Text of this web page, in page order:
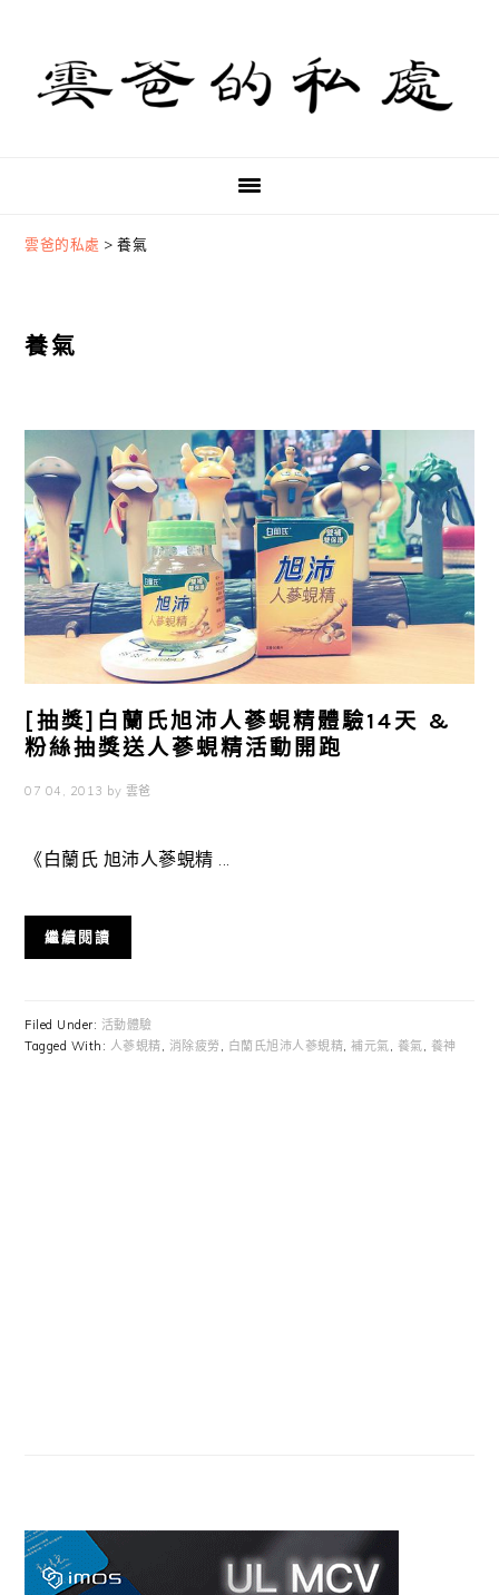
primary
navigation
content
primary
sidebar
雲爸的私處 >養氣
養氣
[抽獎]白蘭氏旭沛人蔘蜆精體驗14天 &
粉絲抽獎送人蔘蜆精活動開跑
07 04, 2013 by 雲爸
《白蘭氏 旭沛人蔘蜆精 ...
繼續閱讀
Filed Under: 活動體驗
Tagged With: 人蔘蜆精, 消除疲勞 , 白蘭氏旭沛人蔘蜆精,補元氣, 養氣, 養神